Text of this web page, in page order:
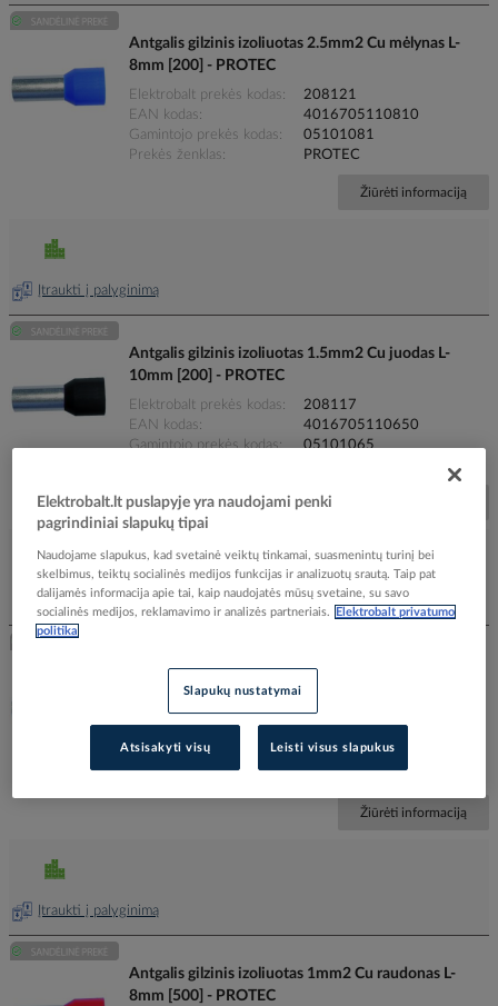
Antgalis gilzinis izoliuotas 2.5mm2 Cu mėlynas L-
8mm [200] - PROTEC
Elektrobalt prekės kodas
208121
EAN kodas
4016705110810
Gamintojo prekės kodas
05101081
Prekės ženklas
PROTEC
Žiūrėti informaciją
Įtraukti į palyginimą
Antgalis gilzinis izoliuotas 1.5mm2 Cu juodas L-
10mm [200] - PROTEC
Elektrobalt prekės kodas
208117
EAN kodas
4016705110650
Gamintojo prekės kodas
05101065
Įtraukti į palyginimą
[200] - PROTEC
Elektrobalt prekės kodas
208119
Gamintojo prekės kodas
05101069
Žiūrėti informaciją
Įtraukti į palyginimą
Antgalis gilzinis izoliuotas 1mm2 Cu raudonas L-
8mm [500] - PROTEC
Elektrobalt.lt puslapyje yra naudojami penki
pagrindiniai slapukų tipai
Naudojame slapukus, kad svetainė veiktų tinkamai, suasmenintų turinį bei
skelbimus, teiktų socialinės medijos funkcijas ir analizuotų srautą. Taip pat
dalijamės informacija apie tai, kaip naudojatės mūsų svetaine, su savo
socialinės medijos, reklamavimo ir analizės partneriais.
Elektrobalt privatumo
politika
Slapukų nustatymai
Atsisakyti visų Leisti visus slapukus